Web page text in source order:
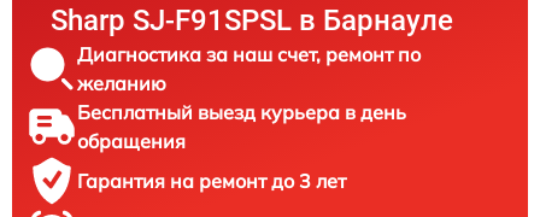
Sharp SJ-F91SPSL в Барнауле
Диагностика за наш счет, ремонт по
желанию
Бесплатный выезд курьера в день
обращения
Гарантия на ремонт до 3 лет